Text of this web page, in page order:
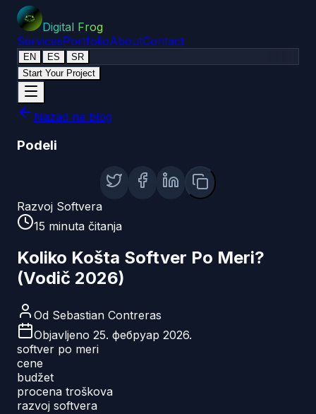
Digital Frog
ServicesPortfolioAboutContact
EN ES
SR
Start Your Project
Nazad na blog
Podeli
Razvoj Softvera
15 minuta čitanja
Koliko Košta Softver Po Meri?
(Vodič 2026)
Od Sebastian Contreras
Objavljeno 25. фебруар 2026.
softver po meri
cene
budžet
procena troškova
razvoj softvera